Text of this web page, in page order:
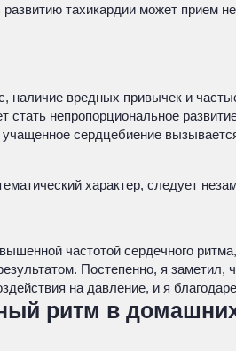
тахикардии может прием
наличие вредных привычек и
стать непропорциональное
учащенное сердцебиение
характер, следует
частотой сердечного
Постепенно, я
на давление, и я
ритм в